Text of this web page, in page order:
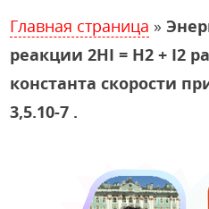
Главная страница »
реакции 2HI = H2 + I2
константа скорости
3,5.10-7 .